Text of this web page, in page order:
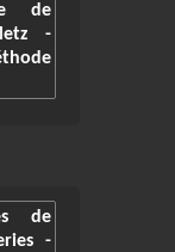
de
-
de
-